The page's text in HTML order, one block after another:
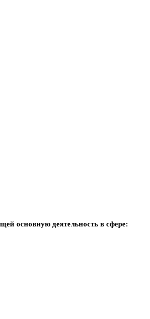
основную деятельность в сфере: